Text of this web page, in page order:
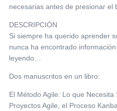
necesarias antes de presionar el
DESCRIPCIÓN
Si siempre ha querido aprender
nunca ha encontrado
leyendo…
Dos manuscritos en un libro:
El Método Agile: Lo que
Proyectos Agile, el Proceso